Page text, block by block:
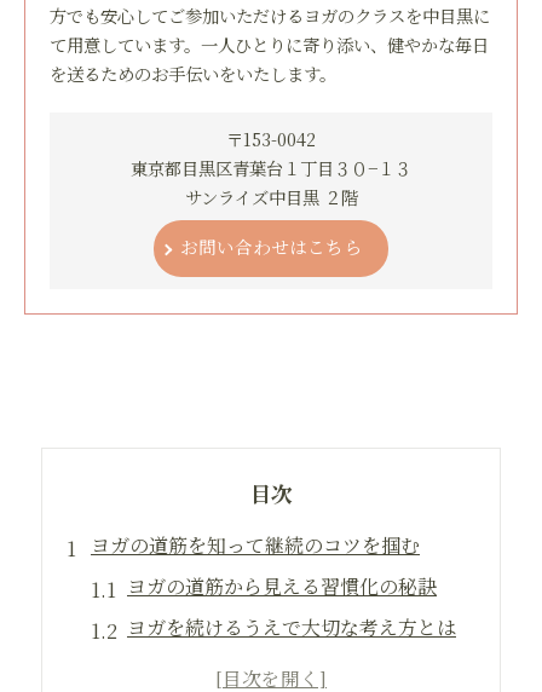
方でも安心してご参加いただけるヨガのクラスを中目黒に
て用意しています。一人ひとりに寄り添い、健やかな毎日
を送るためのお手伝いをいたします。
〒153-0042
東京都目黒区青葉台１丁目３０−１３
サンライズ中目黒 ２階
お問い合わせはこちら
目次
ヨガの道筋を知って継続のコツを掴む
ヨガの道筋から見える習慣化の秘訣
ヨガを続けるうえで大切な考え方とは
ヨガの基礎で挫折しない始め方の工夫